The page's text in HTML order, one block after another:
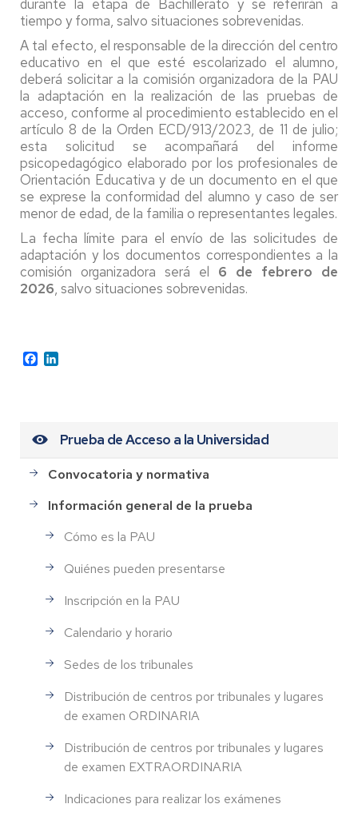
durante la etapa de Bachillerato y se referirán a
tiempo y forma, salvo situaciones sobrevenidas.
A tal efecto, el responsable de la dirección del centro
educativo en el que esté escolarizado el alumno,
deberá solicitar a la comisión organizadora de la PAU
la adaptación en la realización de las pruebas de
acceso, conforme al procedimiento establecido en el
artículo 8 de la Orden ECD/913/2023, de 11 de julio;
esta solicitud se acompañará del informe
psicopedagógico elaborado por los profesionales de
Orientación Educativa y de un documento en el que
se exprese la conformidad del alumno y caso de ser
menor de edad, de la familia o representantes legales.
La fecha límite para el envío de las solicitudes de
adaptación y los documentos correspondientes a la
comisión organizadora será el 6 de febrero de
2026, salvo situaciones sobrevenidas.
Facebook
Prueba de Acceso a la Universidad
Convocatoria y normativa
Información general de la prueba
Cómo es la PAU
Quiénes pueden presentarse
Inscripción en la PAU
Calendario y horario
Sedes de los tribunales
Distribución de centros por tribunales y lugares
de examen ORDINARIA
Distribución de centros por tribunales y lugares
de examen EXTRAORDINARIA
Indicaciones para realizar los exámenes